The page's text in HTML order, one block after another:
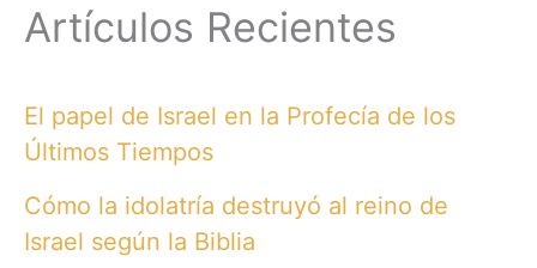
Artículos Recientes
El papel de Israel en la Profecía de los
Últimos Tiempos
Cómo la idolatría destruyó al reino de
Israel según la Biblia